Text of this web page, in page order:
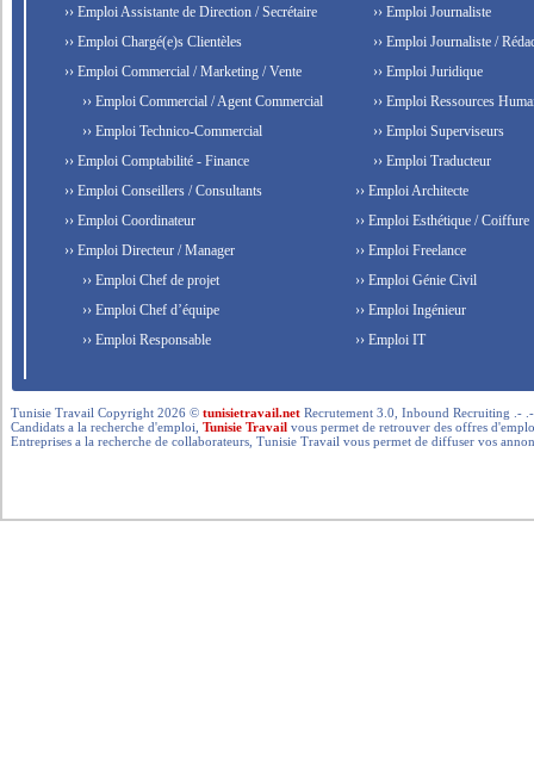
›› Emploi Assistante de Direction / Secrétaire
›› Emploi Chargé(e)s Clientèles
›› Emploi Commercial / Marketing / Vente
›› Emploi Commercial / Agent Commercial
›› Emploi Technico-Commercial
›› Emploi Comptabilité - Finance
›› Emploi Conseillers / Consultants
›› Emploi Coordinateur
›› Emploi Directeur / Manager
›› Emploi Chef de projet
›› Emploi Chef d’équipe
›› Emploi Responsable
›› Emploi Journaliste
›› Emploi Journaliste /
›› Emploi Juridique
›› Emploi Ressources
›› Emploi Superviseurs
›› Emploi Traducteur
›› Emploi Architecte
›› Emploi Esthétique / Coiffure
›› Emploi Freelance
›› Emploi Génie Civil
›› Emploi Ingénieur
›› Emploi IT
Tunisie Travail Copyright 2026 ©tunisietravail.net Recrutement 3.0, Inbound Recruiting .-
Candidats a la recherche d'emploi,Tunisie Travail vous permet de retrouver des offres
Entreprises a la recherche de collaborateurs, Tunisie Travail vous permet de diffuser vos